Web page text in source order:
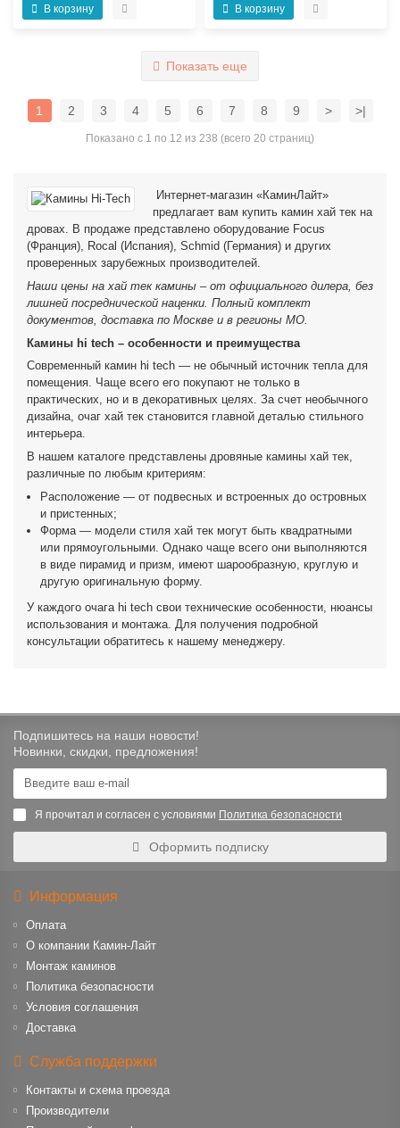
В корзину В корзину
Показать еще
1 2 3 4 5 6 7 8 9 > >|
Показано с 1 по 12 из 238 (всего 20 страниц)
Интернет-магазин «КаминЛайт»
предлагает вам купить камин хай тек на
дровах. В продаже представлено оборудование Focus
(Франция), Rocal (Испания), Schmid (Германия) и других
проверенных зарубежных производителей.
Наши цены на хай тек камины – от официального дилера, без
лишней посреднической наценки. Полный комплект
документов, доставка по Москве и в регионы МО.
Камины hi tech – особенности и преимущества
Современный камин hi tech — не обычный источник тепла для
помещения. Чаще всего его покупают не только в
практических, но и в декоративных целях. За счет необычного
дизайна, очаг хай тек становится главной деталью стильного
интерьера.
В нашем каталоге представлены дровяные камины хай тек,
различные по любым критериям:
Расположение — от подвесных и встроенных до островных
и пристенных;
Форма — модели стиля хай тек могут быть квадратными
или прямоугольными. Однако чаще всего они выполняются
в виде пирамид и призм, имеют шарообразную, круглую и
другую оригинальную форму.
У каждого очага hi tech свои технические особенности, нюансы
использования и монтажа. Для получения подробной
консультации обратитесь к нашему менеджеру.
Подпишитесь на наши новости!
Новинки, скидки, предложения!
Я прочитал и согласен с условиями Политика безопасности
Оформить подписку
Информация
Оплата
О компании Камин-Лайт
Монтаж каминов
Политика безопасности
Условия соглашения
Доставка
Служба поддержки
Контакты и схема проезда
Производители